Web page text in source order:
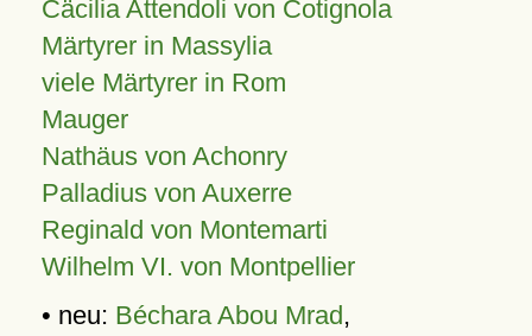
Cäcilia Attendoli von Cotignola
Märtyrer in Massylia
viele Märtyrer in Rom
Mauger
Nathäus von Achonry
Palladius von Auxerre
Reginald von Montemarti
Wilhelm VI. von Montpellier
• neu: Béchara Abou Mrad,